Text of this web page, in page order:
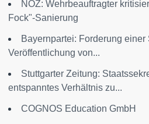
NOZ: Wehrbeauftragter
Fock"-Sanierung
Bayernpartei: Forderung einer
Veröffentlichung von...
Stuttgarter Zeitung:
entspanntes Verhältnis zu...
COGNOS Education GmbH